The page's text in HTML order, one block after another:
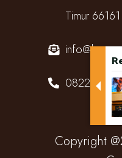
Timur 66161
Copyright